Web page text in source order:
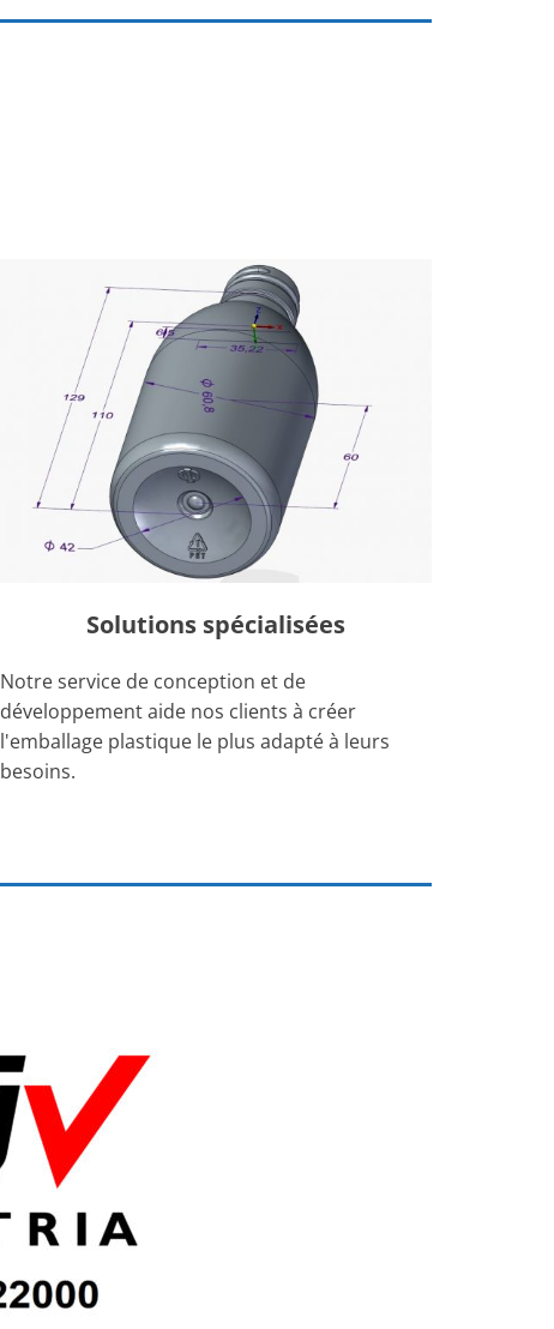
Solutions spécialisées
Notre service de conception et de
développement aide nos clients à créer
l'emballage plastique le plus adapté à leurs
besoins.